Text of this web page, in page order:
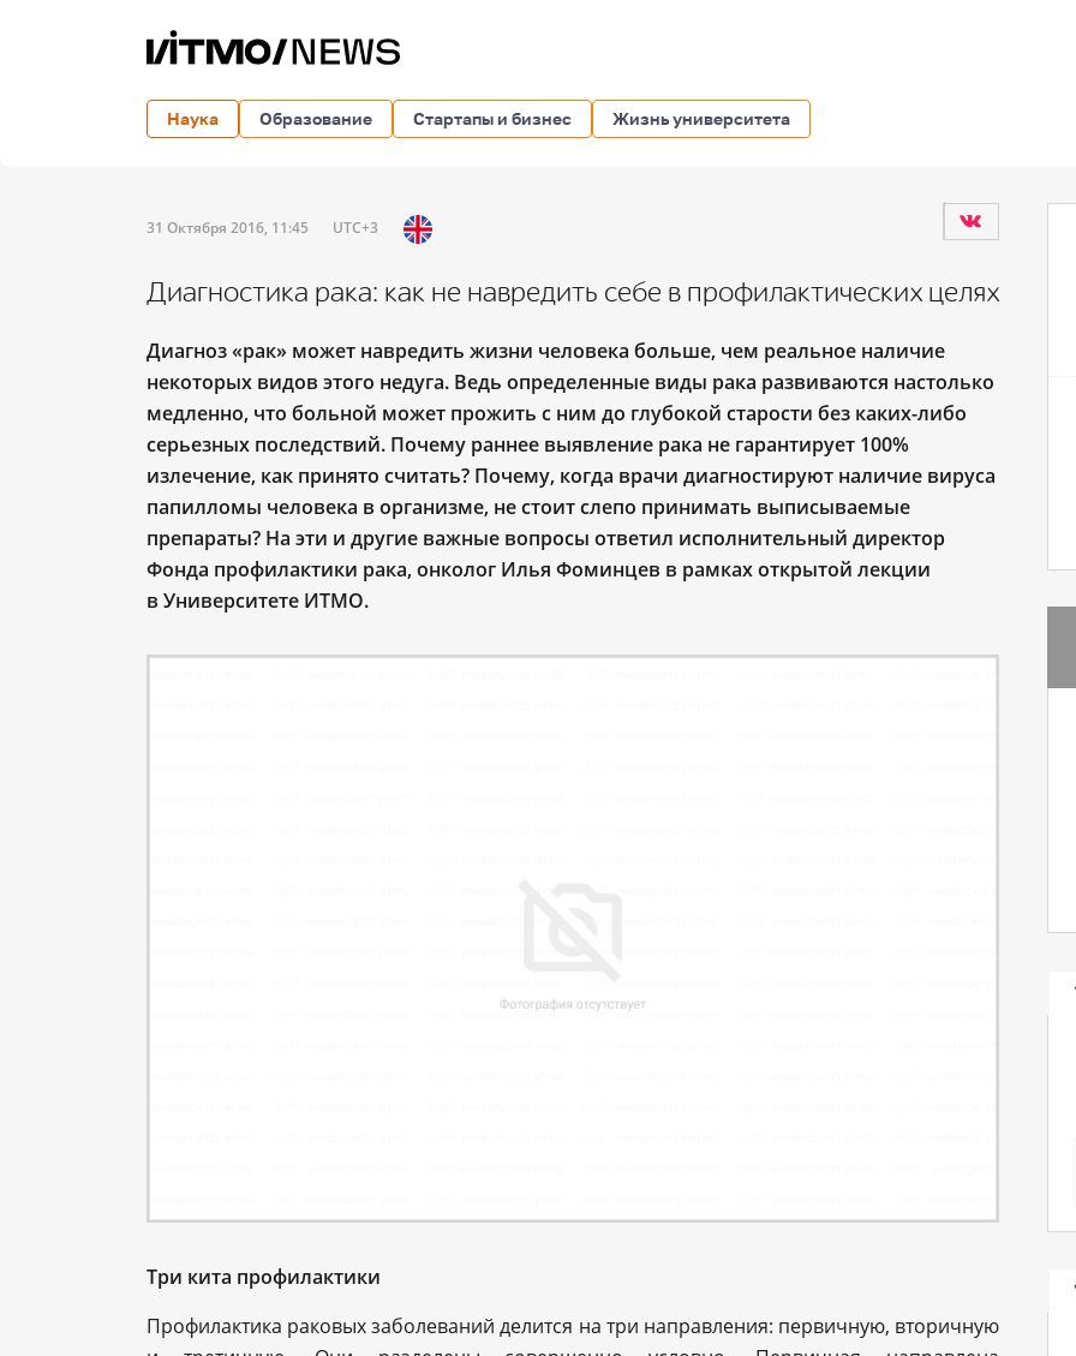
Наука Образование Стартапы и бизнес Жизнь университета
31 Октября 2016, 11:45 UTC+3
Диагностика рака: как не навредить себе в профилактических целях
Диагноз «рак» может навредить жизни человека больше, чем реальное наличие
некоторых видов этого недуга. Ведь определенные виды рака развиваются настолько
медленно, что больной может прожить с ним до глубокой старости без каких-либо
серьезных последствий. Почему раннее выявление рака не гарантирует 100%
излечение, как принято считать? Почему, когда врачи диагностируют наличие вируса
папилломы человека в организме, не стоит слепо принимать выписываемые
препараты? На эти и другие важные вопросы ответил исполнительный директор
Фонда профилактики рака, онколог Илья Фоминцев в рамках открытой лекции
в Университете ИТМО.
Три кита профилактики
Профилактика раковых заболеваний делится на три направления: первичную, вторичную